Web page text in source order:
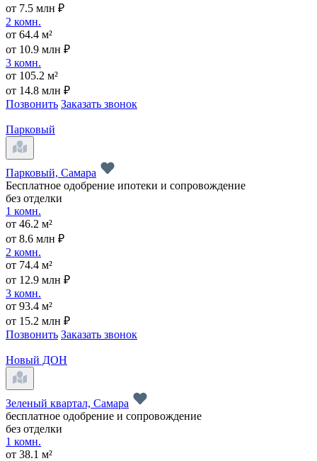
от 7.5 млн ₽
2 комн.
от 64.4 м²
от 10.9 млн ₽
3 комн.
от 105.2 м²
от 14.8 млн ₽
Позвонить Заказать звонок
Парковый
Парковый, Самара
Бесплатное одобрение ипотеки и сопровождение
без отделки
1 комн.
от 46.2 м²
от 8.6 млн ₽
2 комн.
от 74.4 м²
от 12.9 млн ₽
3 комн.
от 93.4 м²
от 15.2 млн ₽
Позвонить Заказать звонок
Новый ДОН
Зеленый квартал, Самара
бесплатное одобрение и сопровождение
без отделки
1 комн.
от 38.1 м²